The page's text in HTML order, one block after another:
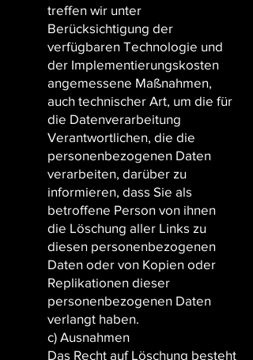
treffen wir unter
Berücksichtigung der
verfügbaren Technologie und
der Implementierungskosten
angemessene Maßnahmen,
auch technischer Art, um die für
die Datenverarbeitung
Verantwortlichen, die die
personenbezogenen Daten
verarbeiten, darüber zu
informieren, dass Sie als
betroffene Person von ihnen
die Löschung aller Links zu
diesen personenbezogenen
Daten oder von Kopien oder
Replikationen dieser
personenbezogenen Daten
verlangt haben.
c) Ausnahmen
Das Recht auf Löschung besteht